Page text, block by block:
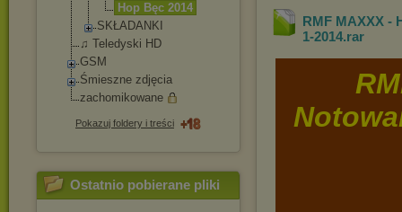
Hop Bęc 2014
SKŁADANKI
♫ Teledyski HD
GSM
Śmieszne zdjęcia
zachomikowane
Pokazuj foldery i treści
Ostatnio pobierane pliki
RMF MAXXX -
1-2014.rar